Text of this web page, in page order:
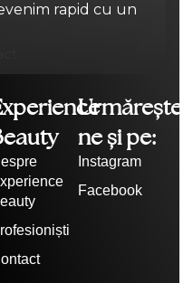
rapid cu un
Urmărește-
ne și pe:
Instagram
Facebook